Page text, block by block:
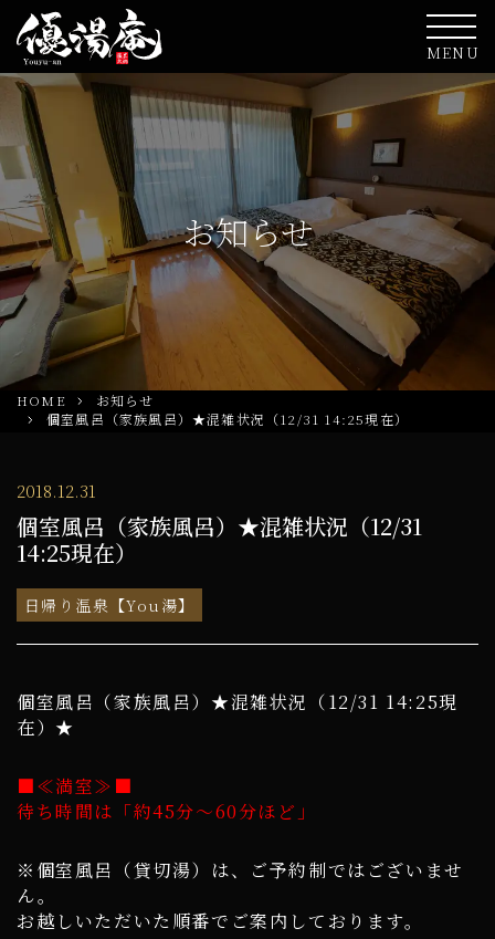
MENU
お知らせ
HOME
お知らせ
個室風呂（家族風呂）★混雑状況（12/31 14:25現在）
2018.12.31
個室風呂（家族風呂）★混雑状況（12/31
14:25現在）
日帰り温泉【You湯】
個室風呂（家族風呂）★混雑状況（12/31 14:25現
在）★
■≪満室≫■
待ち時間は「約45分～60分ほど」
※個室風呂（貸切湯）は、ご予約制ではございませ
ん。
お越しいただいた順番でご案内しております。